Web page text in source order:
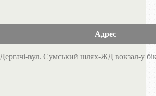
Адрес
Дергачі-вул. Сумський шлях-ЖД вокзал-у